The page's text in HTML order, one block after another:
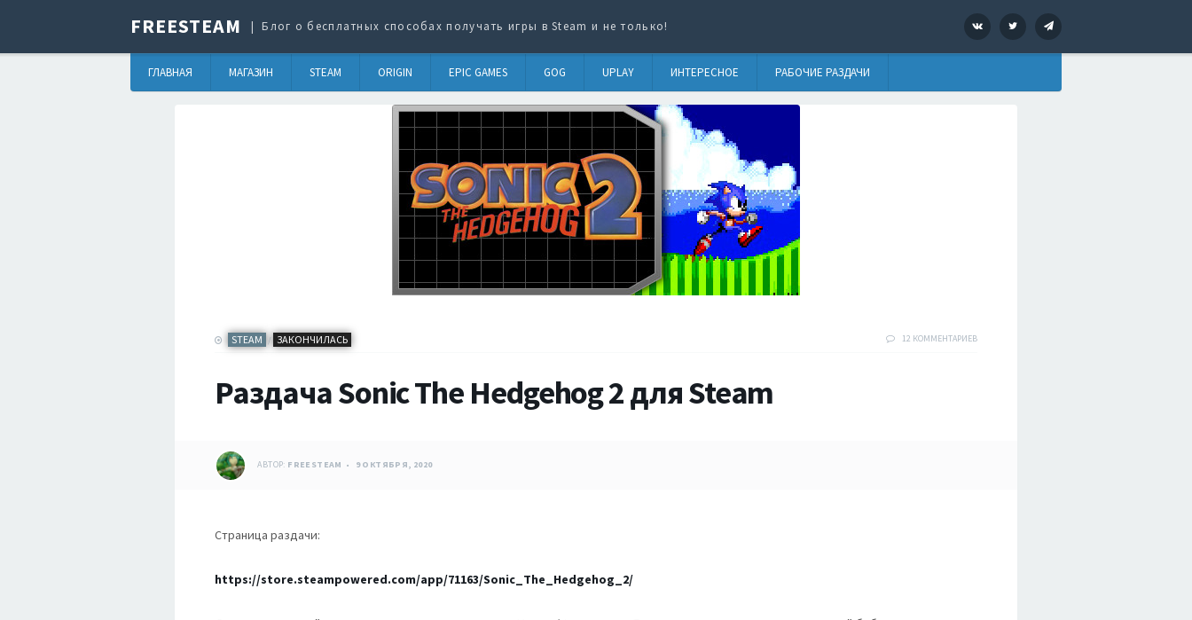
FREESTEAM Блог о бесплатных способах получать игры в Steam и не только! VK Twitter
ГЛАВНАЯ МАГАЗИН STEAM ORIGIN EPIC GAMES GOG UPLAY ИНТЕРЕСНОЕ РАБОЧИЕ РАЗДАЧИ
STEAM / ЗАКОНЧИЛАСЬ 12 КОММЕНТАРИЕВ
Раздача Sonic The Hedgehog 2 для Steam
АВТОР: FREESTEAM 9 ОКТЯБРЯ, 2020
Страница раздачи:
https://store.steampowered.com/app/71163/Sonic_The_Hedgehog_2/